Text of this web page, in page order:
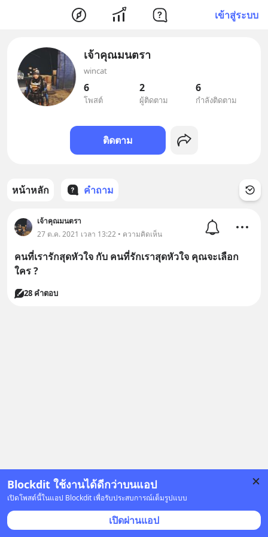
เข้าสู่ระบบ
Blockdit ใช้งานได้ดีกว่าบนแอป
เปิดโพสต์นี้ในแอป Blockdit เพื่อรับประสบการณ์เต็มรูปแบบ
เปิดผ่านแอป
เจ้าคุณมนตรา
wincat
6
โพสต์
2
ผู้ติดตาม
6
กำลังติดตาม
ติดตาม
หน้าหลัก คำถาม
เจ้าคุณมนตรา
27 ต.ค. 2021 เวลา 13:22 • ความคิดเห็น
คนที่เรารักสุดหัวใจ กับ คนที่รักเราสุดหัวใจ คุณจะเลือก
ใคร ?
28 คำตอบ